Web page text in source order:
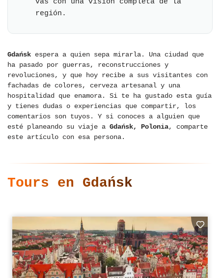
vas con una visión completa de la
región.
Gdańsk espera a quien sepa mirarla. Una ciudad que
ha pasado por guerras, reconstrucciones y
revoluciones, y que hoy recibe a sus visitantes con
fachadas de colores, cerveza artesanal y una
hospitalidad que enamora. Si te ha gustado esta guía
y tienes dudas o experiencias que compartir, los
comentarios son tuyos. Y si conoces a alguien que
esté planeando su viaje a Gdańsk, Polonia, comparte
este artículo con esa persona.
Tours en Gdańsk